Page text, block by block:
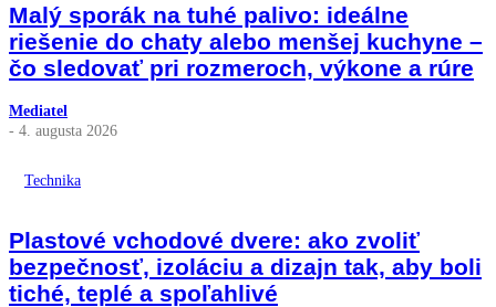
Malý sporák na tuhé palivo: ideálne
riešenie do chaty alebo menšej kuchyne –
čo sledovať pri rozmeroch, výkone a rúre
Mediatel
- 4. augusta 2026
Technika
Plastové vchodové dvere: ako zvoliť
bezpečnosť, izoláciu a dizajn tak, aby boli
tiché, teplé a spoľahlivé